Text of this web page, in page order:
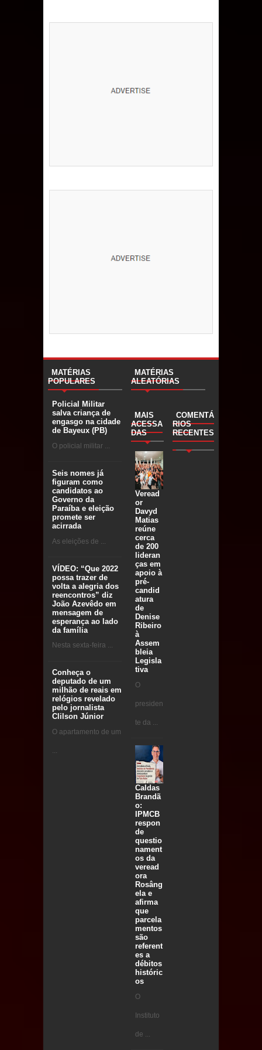
MATÉRIAS
POPULARES
Policial Militar
salva criança de
engasgo na cidade
de Bayeux (PB)
O policial militar ...
Seis nomes já
figuram como
candidatos ao
Governo da
Paraíba e eleição
promete ser
acirrada
As eleições de ...
VÍDEO: “Que 2022
possa trazer de
volta a alegria dos
reencontros” diz
João Azevêdo em
mensagem de
esperança ao lado
da família
Nesta sexta-feira ...
Conheça o
deputado de um
milhão de reais em
relógios revelado
pelo jornalista
Clilson Júnior
O apartamento de um
...
MATÉRIAS
ALEATÓRIAS
MAIS
ACESSA
DAS
Veread
or
Davyd
Matias
reúne
cerca
de 200
lideran
ças em
apoio à
pré-
candid
atura
de
Denise
Ribeiro
à
Assem
bleia
Legisla
tiva
O
presiden
te da ...
Caldas
Brandã
o:
IPMCB
respon
de
questio
nament
os da
veread
ora
Rosâng
ela e
afirma
que
parcela
mentos
são
referent
es a
débitos
históric
os
O
Instituto
de ...
COMENTÁ
RIOS
RECENTES